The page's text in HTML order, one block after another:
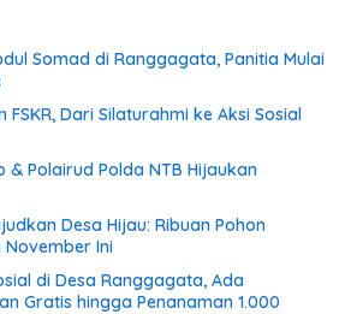
Somad di Ranggagata, Panitia Mulai
FSKR, Dari Silaturahmi ke Aksi Sosial
& Polairud Polda NTB Hijaukan
Desa Hijau: Ribuan Pohon
Ini
di Desa Ranggagata, Ada
Gratis hingga Penanaman 1.000